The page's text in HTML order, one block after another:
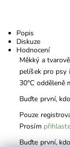
Popis
Diskuze
Hodnocení
Měkký a
pelíšek pro psy
30°C odděleně
Buďte první,
Pouze
Prosím
Buďte první,